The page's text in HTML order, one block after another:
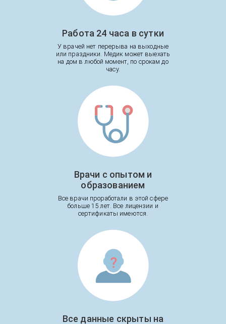
Работа 24 часа в сутки
У врачей нет перерыва на выходные
или праздники. Медик может выехать
на дом в любой момент, по срокам до
часу.
Врачи с опытом и
образованием
Все врачи проработали в этой сфере
больше 15 лет. Все лицензии и
сертификаты имеются.
Все данные скрыты на